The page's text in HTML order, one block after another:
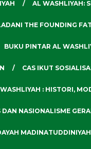
AL WASHLIYAH:
THE FOUNDING
BUKU PINTAR AL
CAS IKUT
: HISTORI,
NASIONALISME